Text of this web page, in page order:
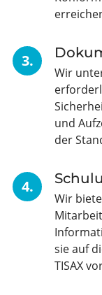
3.
Wir
und
der
4.
Wir
sie auf
TISAX